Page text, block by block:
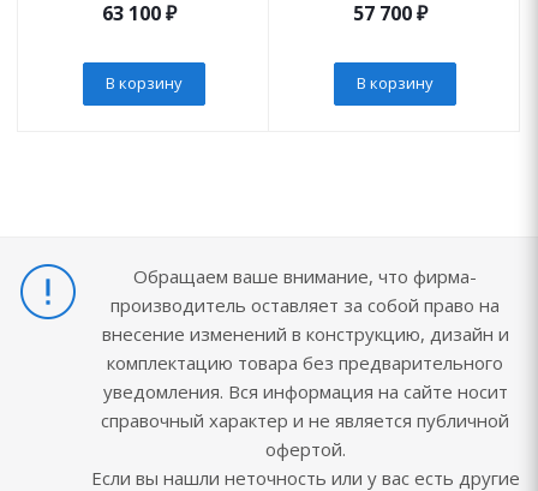
63 100₽
В корзину
57 700₽
В корзину
Обращаем ваше внимание, что фирма-
производитель оставляет за собой право на
внесение изменений в конструкцию, дизайн и
комплектацию товара без предварительного
уведомления. Вся информация на сайте носит
справочный характер и не является публичной
офертой.
Если вы нашли неточность или у вас есть другие